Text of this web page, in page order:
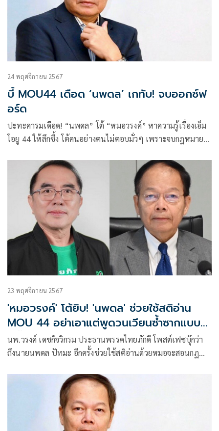
24 พฤศจิกายน 2567
บี้ MOU44 เดือด ‘นพดล’ เกทับ! จบออกซ์ฟ
อร์ด
ปะทะคารมเดือด! “นพดล” โต้ “หมอวรงค์” หาความรู้เรื่องเอ็ม
โอยู 44 ให้ลึกซึ้ง โต้คนอย่างตนไม่ตอบมั่วๆ เพราะจบกฎหมายจา
23 พฤศจิกายน 2567
'หมอวรงค์' โต้ยิบ! 'นพดล' ช่วยใช้สติอ่าน
MOU 44 อย่าเอาแต่พูดวนเวียนซ้ำซากแบบอุ๊
งอิ๊ง
นพ.วรงค์ เดชกิจวิกรม ประธานพรรคไทยภักดี โพสต์เฟซบุ๊กว่า
ถึงนายนพดล ปัทมะ อีกครั้งช่วยใช้สติอ่านด้วยหมอจะสอนกฏ